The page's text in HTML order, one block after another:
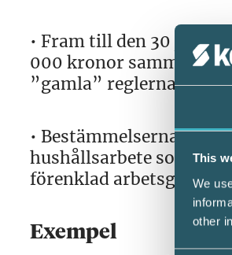
This
We
other
• Fram till den 30 juni
000 kronor
”gamla” reglerna.
• Bestämmelserna får
hushållsarbete som har
förenklad
Exempel